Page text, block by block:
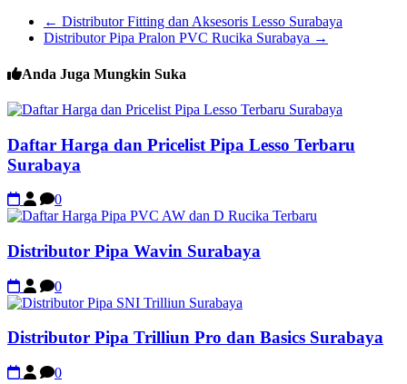
← Distributor Fitting dan Aksesoris Lesso Surabaya
Distributor Pipa Pralon PVC Rucika Surabaya →
Anda Juga Mungkin Suka
Daftar Harga dan Pricelist Pipa Lesso Terbaru
Surabaya
0
Distributor Pipa Wavin Surabaya
0
Distributor Pipa Trilliun Pro dan Basics Surabaya
0